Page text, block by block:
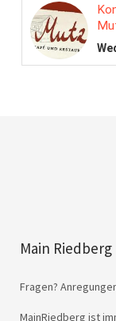
Main Riedberg
Fragen?
MainRiedberg ist